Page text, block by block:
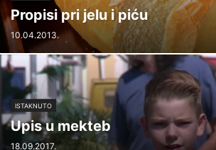
Propisi pri jelu i piću
10.04.2013.
ISTAKNUTO
Upis u mekteb
18.09.2017.